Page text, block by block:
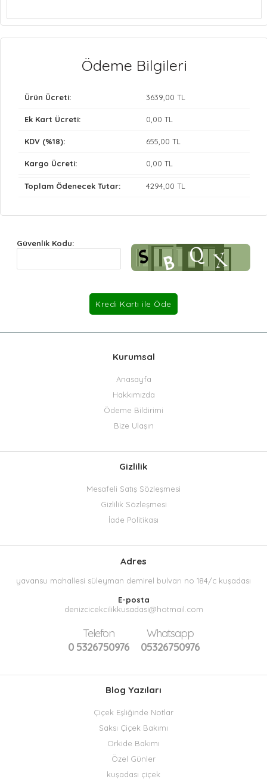
Ödeme Bilgileri
Ürün Ücreti: 3639 ,00 TL
Ek Kart Ücreti: 0 ,00 TL
KDV (%18): 655 ,00 TL
Kargo Ücreti: 0 ,00 TL
Toplam Ödenecek Tutar: 4294 ,00 TL
Güvenlik Kodu:
Kurumsal
Anasayfa
Hakkımızda
Ödeme Bildirimi
Bize Ulaşın
Gizlilik
Mesafeli Satış Sözleşmesi
Gizlilik Sözleşmesi
İade Politikası
Adres
yavansu mahallesi süleyman demirel bulvarı no 184/c kuşadası
E-posta
denizcicekcilikkusadasi@hotmail.com
Telefon
0 5326750976
Whatsapp
05326750976
Blog Yazıları
Çiçek Eşliğinde Notlar
Saksı Çiçek Bakımı
Orkide Bakımı
Özel Günler
kuşadası çiçek